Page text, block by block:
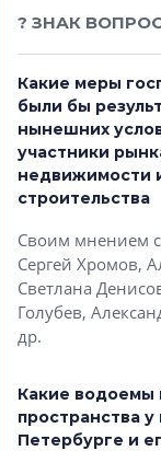
? ЗНАК
Какие меры
были бы
нынешних
участники
недвижимости
строительства
Своим мнением
Сергей Хромов,
Светлана
Голубев,
др.
Какие водоемы
пространства у
Петербурге и